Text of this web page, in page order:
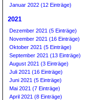
Januar 2022 (12 Einträge)
2021
Dezember 2021 (5 Einträge)
November 2021 (16 Einträge)
Oktober 2021 (5 Einträge)
September 2021 (13 Einträge)
August 2021 (3 Einträge)
Juli 2021 (16 Einträge)
Juni 2021 (5 Einträge)
Mai 2021 (7 Einträge)
April 2021 (8 Einträge)